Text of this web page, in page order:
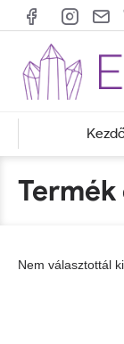
Termék
Nem választottál